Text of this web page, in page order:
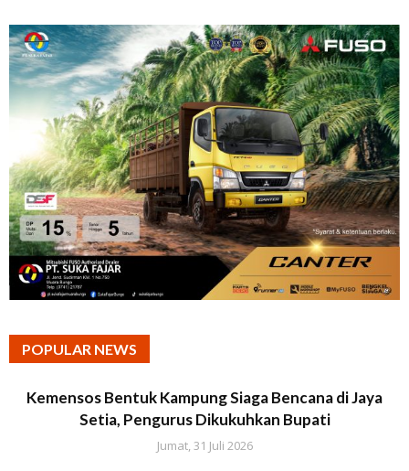
POPULAR NEWS
Kemensos Bentuk Kampung Siaga Bencana di Jaya
Setia, Pengurus Dikukuhkan Bupati
Jumat, 31 Juli 2026